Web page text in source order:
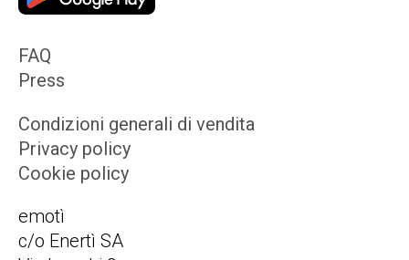
FAQ
Press
Condizioni generali di vendita
Privacy policy
Cookie policy
emotì
c/o Enertì SA